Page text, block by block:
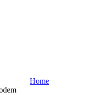
Home